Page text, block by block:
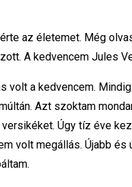
az életemet. Még
A kedvencem Jules
volt a kedvencem.
Azt szoktam
Úgy tíz éve
volt megállás. Újabb